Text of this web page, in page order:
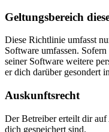
Geltungsbereich
Diese Richtlinie umfasst
Software umfassen.
seiner Software weitere
er dich darüber gesondert
Auskunftsrecht
Der Betreiber erteilt dir
dich gespeichert sind.